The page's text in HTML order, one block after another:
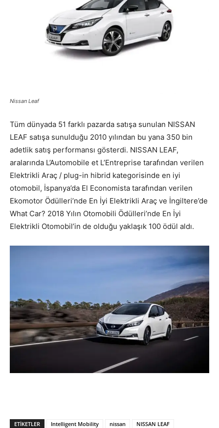
Nissan Leaf
Tüm dünyada 51 farklı pazarda satışa sunulan NISSAN
LEAF satışa sunulduğu 2010 yılından bu yana 350 bin
adetlik satış performansı gösterdi. NISSAN LEAF,
aralarında L’Automobile et L’Entreprise tarafından verilen
Elektrikli Araç / plug-in hibrid kategorisinde en iyi
otomobil, İspanya’da El Economista tarafından verilen
Ekomotor Ödülleri’nde En İyi Elektrikli Araç ve İngiltere’de
What Car? 2018 Yılın Otomobili Ödülleri’nde En İyi
Elektrikli Otomobil’in de olduğu yaklaşık 100 ödül aldı.
ETIKETLER Intelligent Mobility nissan
NISSAN LEAF